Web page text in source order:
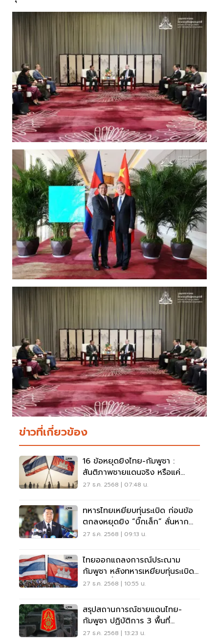
ข่าวที่เกี่ยวข้อง
16 ข้อหยุดยิงไทย-กัมพูชา :
สันติภาพชายแดนจริง หรือแค่
ชั่วคราว?
27 ธ.ค. 2568 | 07:48 น.
ทหารไทยเหยียบทุ่นระเบิด ก่อนข้อ
ตกลงหยุดยิง “บิ๊กเล็ก” ลั่นหาก
เสียงปืนกัมพูชาดัง ตอบโต้ทันที
27 ธ.ค. 2568 | 09:13 น.
ไทยออกแถลงการณ์ประณาม
กัมพูชา หลังทหารเหยียบทุ่นระเบิด
อีกราย ย้ำให้ยึดมั่นตามข้อตกลง
27 ธ.ค. 2568 | 10:55 น.
สรุปสถานการณ์ชายแดนไทย-
กัมพูชา ปฏิบัติการ 3 พื้นที่
จ.สระแก้ว
27 ธ.ค. 2568 | 13:23 น.